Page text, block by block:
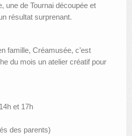
une de Tournai découpée et
résultat surprenant.
famille, Créamusée, c’est
du mois un atelier créatif pour
et 17h
des parents)